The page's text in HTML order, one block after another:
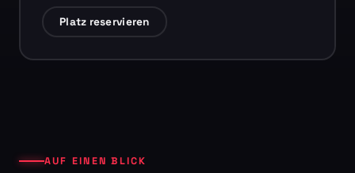
Platz reservieren
AUF EINEN BLICK